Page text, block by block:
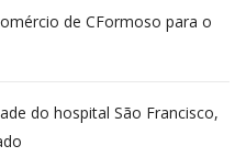
de CFormoso para o
do hospital São Francisco,